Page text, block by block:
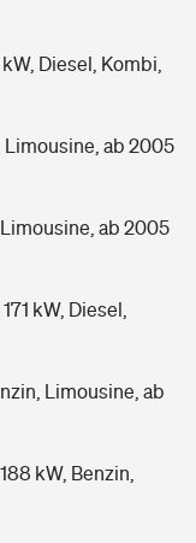
Diesel, Kombi,
Limousine, ab 2005
ab 2005
kW, Diesel,
Limousine, ab
kW, Benzin,